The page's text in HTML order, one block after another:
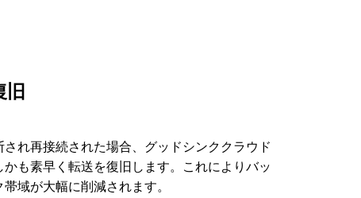
旧
れ再接続された場合、グッドシンククラウド
も素早く転送を復旧します。これによりバッ
域が大幅に削減されます。